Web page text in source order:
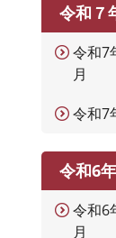
令和７
令和7
月
令和7
令和6
令和6
月